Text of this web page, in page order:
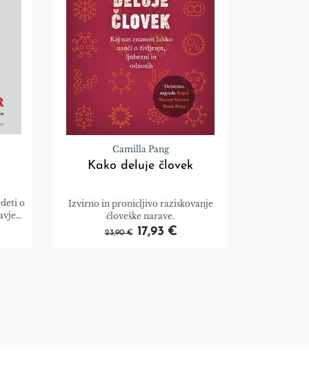
o
Camilla Pang
Kako deluje človek
Izvirno in pronicljivo raziskovanje
človeške narave.
23,90 €17,93 €